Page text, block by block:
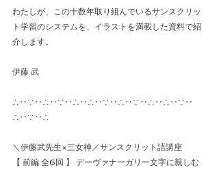
わたしが、この十数年取り組んでいるサンスクリッ
ト学習のシステムを、イラストを満載した資料で紹
介します。
伊藤 武
∴‥∵‥∴‥∵‥∴‥∴‥∵‥∴‥∵‥∴‥∴‥∵‥
∴‥∵‥∴
＼伊藤武先生×三女神／サンスクリット語講座
【 前編 全6回 】 デーヴァナーガリー文字に親しむ